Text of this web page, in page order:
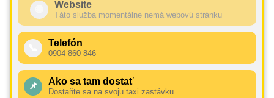
Website
Táto služba momentálne nemá webovú stránku
Telefón
0904 860 846
📌 Ako sa tam dostať
Dostaňte sa na svoju taxi zastávku